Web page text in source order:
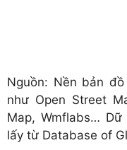
Nguồn: Nền bản
như Open Street
Map, Wmflabs…
lấy từ Database of